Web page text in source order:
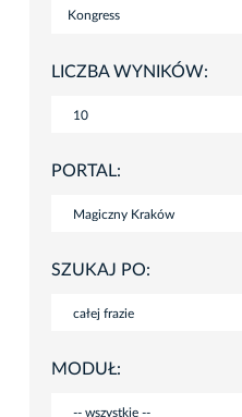
LICZBA WYNIKÓW:
PORTAL:
SZUKAJ PO:
MODUŁ: